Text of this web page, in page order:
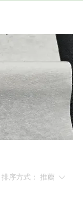
排序方式： 推薦